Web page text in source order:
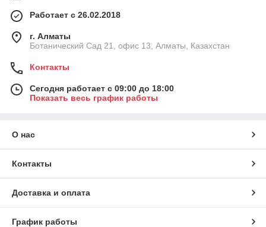
Работает с 26.02.2018
г. Алматы
Ботанический Сад 21, офис 13, Алматы, Казахстан
Контакты
Сегодня работает с 09:00 до 18:00
Показать весь график работы
О нас
Контакты
Доставка и оплата
График работы